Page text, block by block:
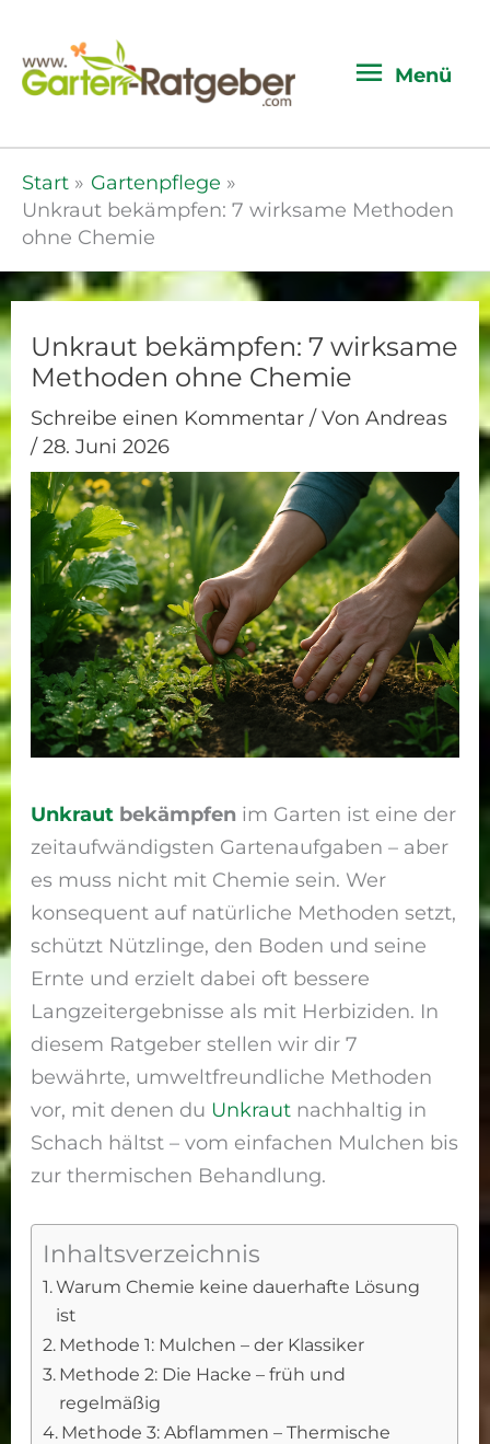
Menü
Start
Gartenpflege
Unkraut bekämpfen: 7 wirksame Methoden
ohne Chemie
Unkraut bekämpfen: 7 wirksame
Methoden ohne Chemie
Schreibe einen Kommentar / VonAndreas
/28. Juni 2026
Unkraut bekämpfen im Garten ist eine der
zeitaufwändigsten Gartenaufgaben – aber
es muss nicht mit Chemie sein. Wer
konsequent auf natürliche Methoden setzt,
schützt Nützlinge, den Boden und seine
Ernte und erzielt dabei oft bessere
Langzeitergebnisse als mit Herbiziden. In
diesem Ratgeber stellen wir dir 7
bewährte, umweltfreundliche Methoden
vor, mit denen du Unkraut nachhaltig in
Schach hältst – vom einfachen Mulchen bis
zur thermischen Behandlung.
Inhaltsverzeichnis
Warum Chemie keine dauerhafte Lösung
ist
Methode 1: Mulchen – der Klassiker
Methode 2: Die Hacke – früh und
regelmäßig
Methode 3: Abflammen – Thermische